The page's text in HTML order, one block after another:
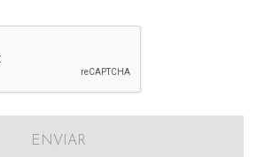
ENVIAR